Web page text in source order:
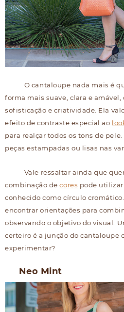
O cantaloupe nada mais é
forma mais suave, clara e
sofisticação e criatividade. Ela
efeito de contraste especial ao
para realçar todos os tons de
peças estampadas ou lisas nas
Vale ressaltar ainda que
combinação decores pode
conhecido como círculo
encontrar orientações para
observando o objetivo do visual.
certeiro é a junção do cantaloupe
experimentar?
Neo Mint